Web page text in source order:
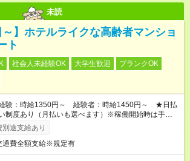
未読
】ホテルライクな高齢者マンショ
ト
社会人未経験OK 大学生歓迎
ブランクOK
験：時給1350円～ 経験者：時給1450円～ ★日払
制度あり（月払いも選べます）※稼働開始時は手続き
お支払いとなります。
別途支給あり
通費全額支給※規定有